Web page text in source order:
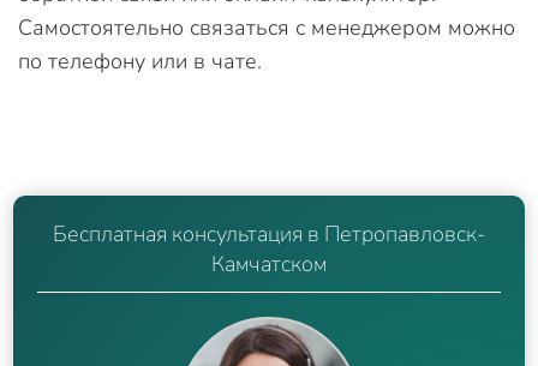
Самостоятельно связаться с менеджером можно
по телефону или в чате.
Бесплатная консультация в Петропавловск-
Камчатском